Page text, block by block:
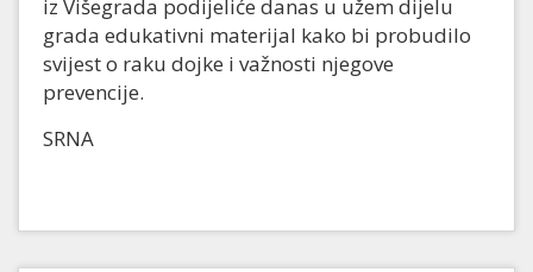
iz Višegrada podijeliće danas u užem dijelu
grada edukativni materijal kako bi probudilo
svijest o raku dojke i važnosti njegove
prevencije.
SRNA